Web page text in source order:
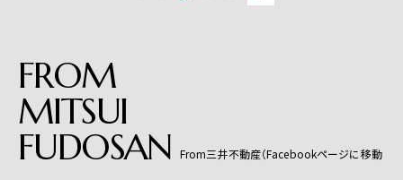
FROM
MITSUI
FUDOSAN From三井不動産（Facebookページに移動